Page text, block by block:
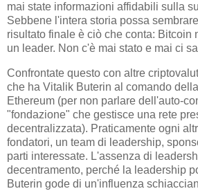
mai state informazioni affidabili sulla
Sebbene l'intera storia possa
risultato finale è ciò che conta: Bitcoin
un leader. Non c'è mai stato e mai ci
Confrontate questo con altre
che ha Vitalik Buterin al comando
Ethereum (per non parlare dell'auto-
"fondazione" che gestisce una rete
decentralizzata). Praticamente ogni
fondatori, un team di leadership,
parti interessate. L'assenza di
decentramento, perché la leadership
Buterin gode di un'influenza